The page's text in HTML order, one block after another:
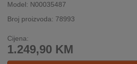
ENERGETSKE
DIGITALIS
Model: N00035487
Broj proizvoda: 78993
Cijena:
1.249,90 KM